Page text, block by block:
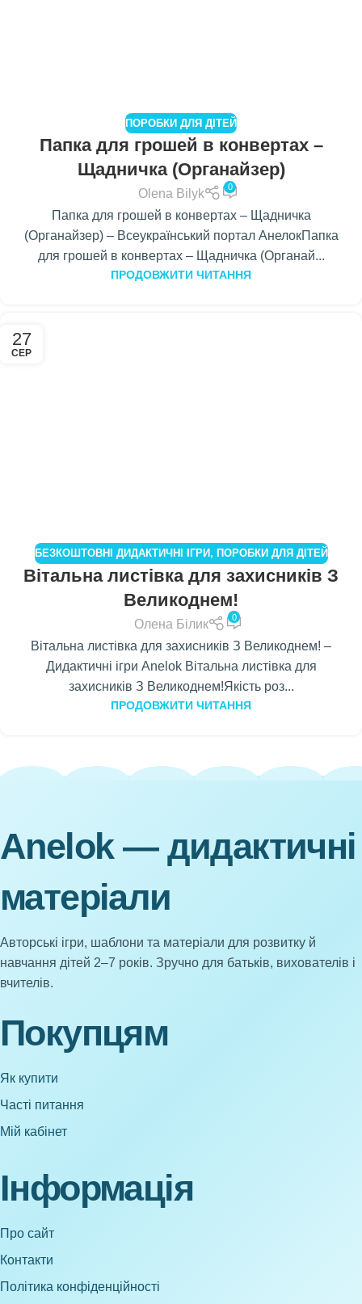
ПОРОБКИ ДЛЯ ДІТЕЙ
Папка для грошей в конвертах –
Щадничка (Органайзер)
Olena Bilyk
0
Папка для грошей в конвертах – Щадничка
(Органайзер) – Всеукраїнський портал АнелокПапка
для грошей в конвертах – Щадничка (Органай...
ПРОДОВЖИТИ ЧИТАННЯ
27
СЕР
БЕЗКОШТОВНІ ДИДАКТИЧНІ ІГРИ , ПОРОБКИ ДЛЯ ДІТЕЙ
Вітальна листівка для захисників З
Великоднем!
Олена Білик
0
Вітальна листівка для захисників З Великоднем! –
Дидактичні ігри Anelok Вітальна листівка для
захисників З Великоднем!Якість роз...
ПРОДОВЖИТИ ЧИТАННЯ
Anelok — дидактичні
матеріали
Авторські ігри, шаблони та матеріали для розвитку й
навчання дітей 2–7 років. Зручно для батьків, вихователів і
вчителів.
Покупцям
Як купити
Часті питання
Мій кабінет
Інформація
Про сайт
Контакти
Політика конфіденційності